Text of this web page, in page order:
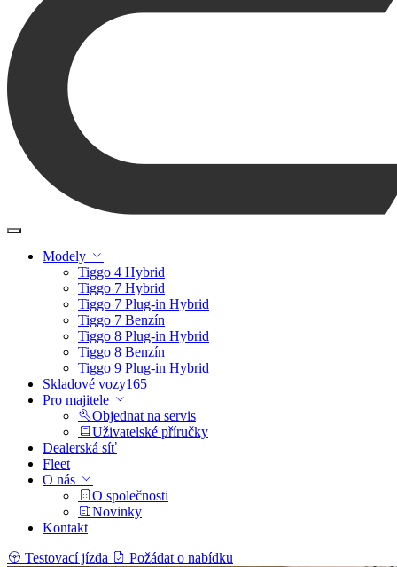
Modely
Tiggo 4 Hybrid
Tiggo 7 Hybrid
Tiggo 7 Plug-in Hybrid
Tiggo 7 Benzín
Tiggo 8 Plug-in Hybrid
Tiggo 8 Benzín
Tiggo 9 Plug-in Hybrid
Skladové vozy165
Pro majitele
Objednat na servis
Uživatelské příručky
Dealerská síť
Fleet
O nás
O společnosti
Novinky
Kontakt
Testovací jízda
Požádat o nabídku